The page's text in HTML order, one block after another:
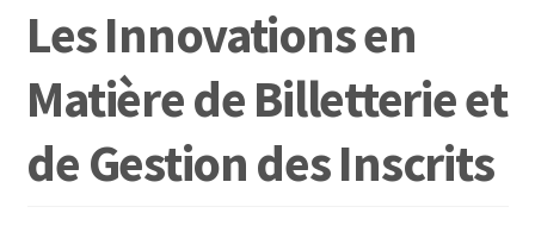
Les Innovations en
Matière de Billetterie et
de Gestion des Inscrits